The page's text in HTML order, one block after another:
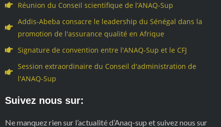
Réunion du Conseil scientifique de l’ANAQ-Sup
Addis-Abeba consacre le leadership du Sénégal dans la
promotion de l'assurance qualité en Afrique
Signature de convention entre l'ANAQ-Sup et le CFJ
Session extraordinaire du Conseil d'administration de
l'ANAQ-Sup
Suivez nous sur:
Ne manquez rien sur l’actualité d’Anaq-sup et suivez nous sur